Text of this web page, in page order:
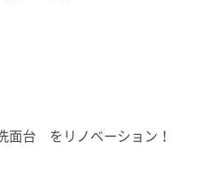
面台 をリノベーション！